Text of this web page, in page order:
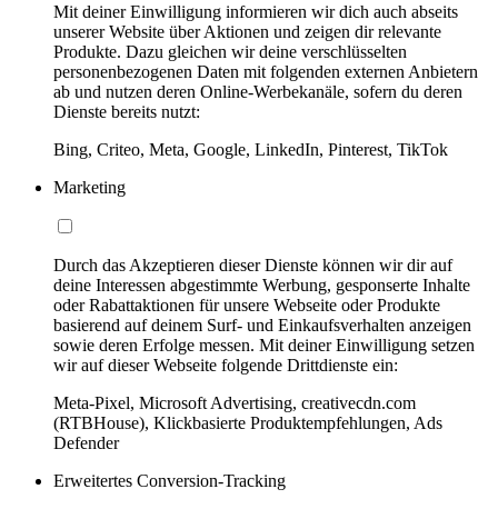
Mit deiner Einwilligung informieren wir dich auch abseits
unserer Website über Aktionen und zeigen dir relevante
Produkte. Dazu gleichen wir deine verschlüsselten
personenbezogenen Daten mit folgenden externen Anbietern
ab und nutzen deren Online-Werbekanäle, sofern du deren
Dienste bereits nutzt:
Bing, Criteo, Meta, Google, LinkedIn, Pinterest, TikTok
Marketing
Durch das Akzeptieren dieser Dienste können wir dir auf
deine Interessen abgestimmte Werbung, gesponserte Inhalte
oder Rabattaktionen für unsere Webseite oder Produkte
basierend auf deinem Surf- und Einkaufsverhalten anzeigen
sowie deren Erfolge messen. Mit deiner Einwilligung setzen
wir auf dieser Webseite folgende Drittdienste ein:
Meta-Pixel, Microsoft Advertising, creativecdn.com
(RTBHouse), Klickbasierte Produktempfehlungen, Ads
Defender
Erweitertes Conversion-Tracking